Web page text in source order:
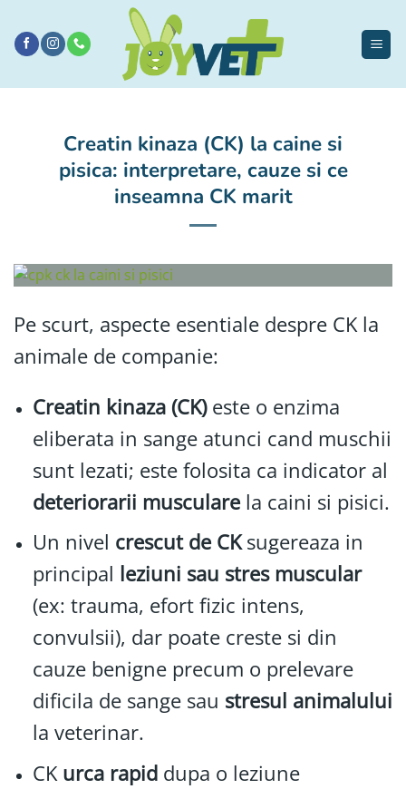
conținut
Creatin kinaza (CK) la caine si
pisica: interpretare, cauze si ce
inseamna CK marit
Pe scurt, aspecte esentiale despre CK la
animale de companie:
Creatin kinaza (CK)este o enzima
eliberata in sange atunci cand muschii
sunt lezati; este folosita ca indicator al
deteriorarii muscularela caini si pisici.
Un nivel crescut de CKsugereaza in
principal leziuni sau stres muscular
(ex: trauma, efort fizic intens,
convulsii), dar poate creste si din
cauze benigne precum o prelevare
dificila de sange sau stresul animalului
la veterinar.
CKurca rapiddupa o leziune